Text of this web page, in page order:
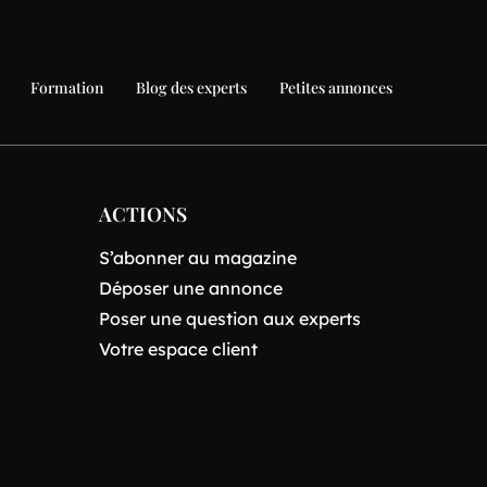
Formation Blog des experts Petites annonces
ACTIONS
S’abonner au magazine
Déposer une annonce
Poser une question aux experts
Votre espace client